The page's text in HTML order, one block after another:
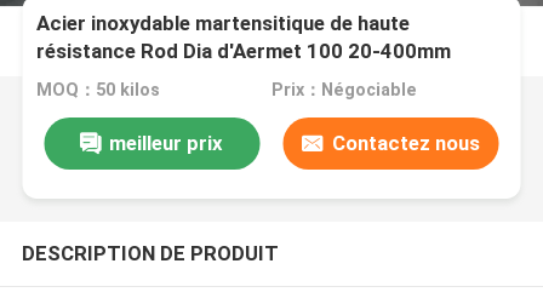
Acier inoxydable martensitique de haute
résistance Rod Dia d'Aermet 100 20-400mm
MOQ：50 kilos Prix：Négociable
meilleur prix Contactez nous
DESCRIPTION DE PRODUIT